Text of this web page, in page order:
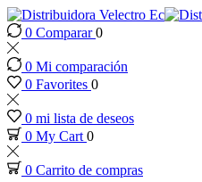
panel
panel
paketleri
0 Comparar0
0 Mi comparación
0 Favorites 0
0 mi lista de deseos
0 My Cart 0
0 Carrito de compras